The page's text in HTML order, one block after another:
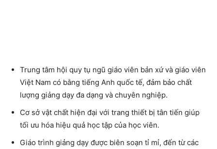
Trung tâm hội quy tụ ngũ giáo viên bản xứ và giáo viên
Việt Nam có bằng tiếng Anh quốc tế, đảm bảo chất
lượng giảng dạy đa dạng và chuyên nghiệp.
Cơ sở vật chất hiện đại với trang thiết bị tân tiến giúp
tối ưu hóa hiệu quả học tập của học viên.
Giáo trình giảng dạy được biên soạn tỉ mỉ, đến từ các